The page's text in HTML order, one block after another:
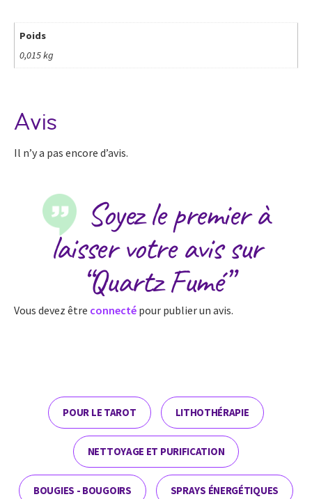
Poids
0,015 kg
Avis
Il n’y a pas encore d’avis.
Soyez le premier à
laisser votre avis sur
“Quartz Fumé”
Vous devez être connecté pour publier un avis.
POUR LE TAROT LITHOTHÉRAPIE
NETTOYAGE ET PURIFICATION
BOUGIES - BOUGOIRS SPRAYS ÉNERGÉTIQUES